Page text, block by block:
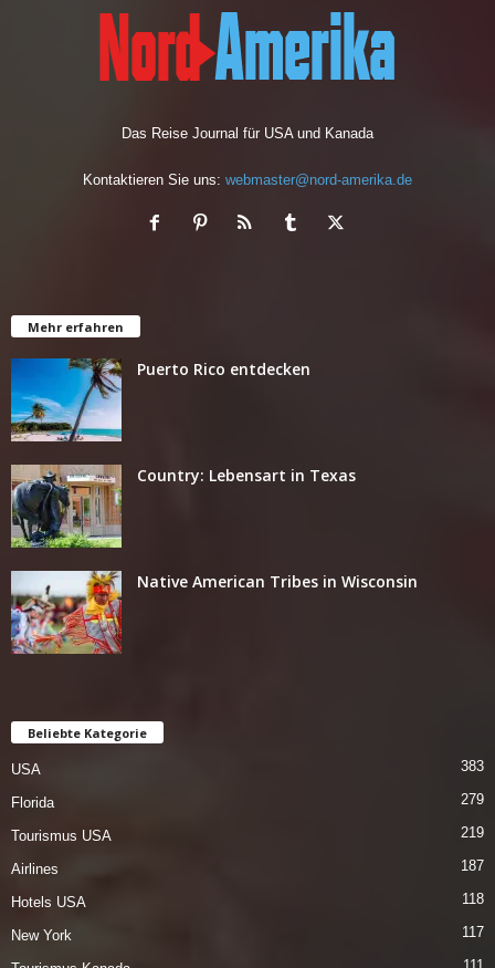
Das Reise Journal für USA und Kanada
Kontaktieren Sie uns: webmaster@nord-amerika.de
Mehr erfahren
Puerto Rico entdecken
Country: Lebensart in Texas
Native American Tribes in Wisconsin
Beliebte Kategorie
USA 383
Florida 279
Tourismus USA 219
Airlines 187
Hotels USA 118
New York 117